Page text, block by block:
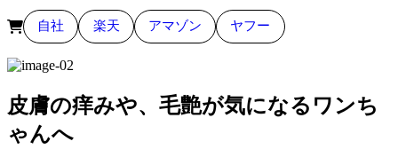
自社 楽天 アマゾン ヤフー
皮膚の痒みや、毛艶が気になるワンち
ゃんへ